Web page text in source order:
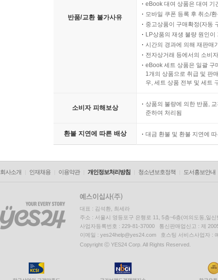
반품/교환 불가사유
eBook 대여 상품은 대여 기
모바일 쿠폰 등록 후 취소/
중고상품이 구매확정(자동
LP상품의 재생 불량 원인
시간의 경과에 의해 재판매
전자상거래 등에서의 소비
eBook 세트 상품은 일괄 구
1개의 상품으로 취급 및 판
우, 세트 상품 전부 및 세트
소비자 피해보상
상품의 불량에 의한 반품,
준하여 처리됨
환불 지연에 따른 배상 대금 환불 및 환불 지연에
회사소개 인재채용 이용약관 개인정보처리방침 청소년보호정책 도서홍보안내
대표 : 김석환, 최세라
주소 : 서울시 영등포구 은행로 11, 5층~6층(여의도동,일신
사업자등록번호 : 229-81-37000 통신판매업신고 : 제
이메일 : yes24help@yes24.com 호스팅 서비스사업자 :
Copyright ⓒ YES24 Corp. All Rights Reserved.